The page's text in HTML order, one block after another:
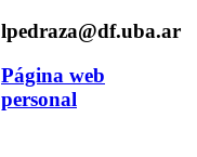
lpedraza@df.uba.ar
Página web
personal